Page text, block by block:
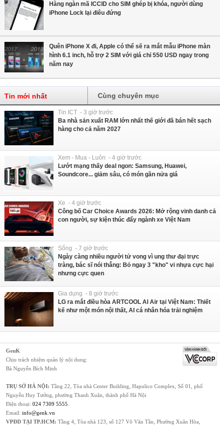
Hàng ngàn mã ICCID cho SIM ghép bị khóa, người dùng
iPhone Lock lại điêu đứng
Quên iPhone X đi, Apple có thể sẽ ra mắt mẫu iPhone màn
hình 6.1 inch, hỗ trợ 2 SIM với giá chỉ 550 USD ngay trong
năm nay
Tin mới nhất Cùng chuyên mục
Tin ICT - 3 giờ trước
Ba nhà sản xuất RAM lớn nhất thế giới đã bán hết sạch
hàng cho cả năm 2027
Xem - Mua - Luôn - 4 giờ trước
Lướt mạng thấy deal ngon: Samsung, Huawei,
Soundcore... giảm sâu, có món gần nửa giá
Xe - 4 giờ trước
Công bố Car Choice Awards 2026: Mở rộng vinh danh cả
con người, sự kiện thúc đẩy ngành xe Việt Nam
Sống - 7 giờ trước
Ngày càng nhiều người tử vong vì ung thư đại trực
tràng, bác sĩ nói thẳng: Bỏ ngay 3 "kho" vi nhựa cực hại
nhưng cực quen
Gia dụng - 8 giờ trước
LG ra mắt điều hòa ARTCOOL AI Air tại Việt Nam: Thiết
kế như một món nội thất, AI cá nhân hóa trải nghiệm
GenK
Chịu trách nhiệm quản lý nội dung:
Bà Nguyễn Bích Minh
TRỤ SỞ HÀ NỘI: Tầng 22, Tòa nhà Center Building, Hapulico Complex, Số 01, phố
Nguyễn Huy Tưởng, phường Thanh Xuân, thành phố Hà Nội
Điện thoại: 024 7309 5555.
Email: info@genk.vn
VPĐD TẠI TP.HCM: Tầng 4, Tòa nhà 123, số 127 Võ Văn Tần, Phường Xuân Hòa,